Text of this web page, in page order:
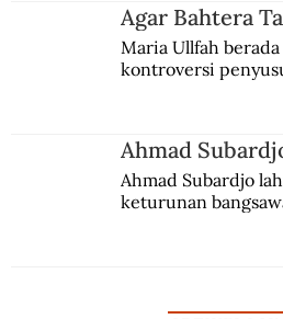
Agar Bahtera
Maria Ullfah
kontroversi
Ahmad
Ahmad Subardjo
keturunan